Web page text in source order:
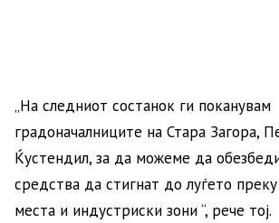
„На следниот состанок ги поканувам
градоначалниците на Стара Загора,
Ќустендил, за да можеме да
средства да стигнат до луѓето
места и индустриски зони “, рече тој.